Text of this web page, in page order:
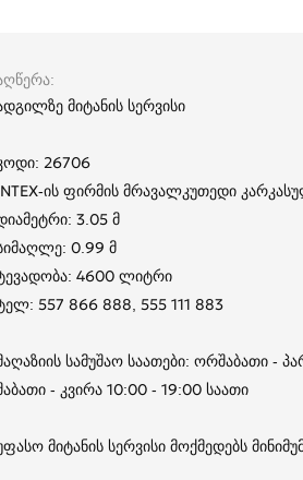
მიტანის სერვისი
26706
ის ფირმის მრავალკუთედი
3.05 მ
0.99 მ
4600 ლიტრი
557 866 888, 555 111 883
სამუშაო საათები: ორშაბათი -
- კვირა 10:00 - 19:00 საათი
მიტანის სერვისი მოქმედებს